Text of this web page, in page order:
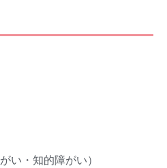
い・知的障がい）